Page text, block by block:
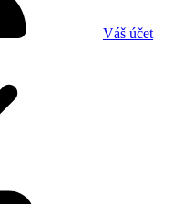
Váš účet